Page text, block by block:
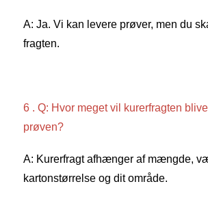
A: Ja. Vi kan levere prøver, men du
fragten.
6 . Q: Hvor meget vil kurerfragten
prøven?
A: Kurerfragt afhænger af mængde,
kartonstørrelse og dit område.